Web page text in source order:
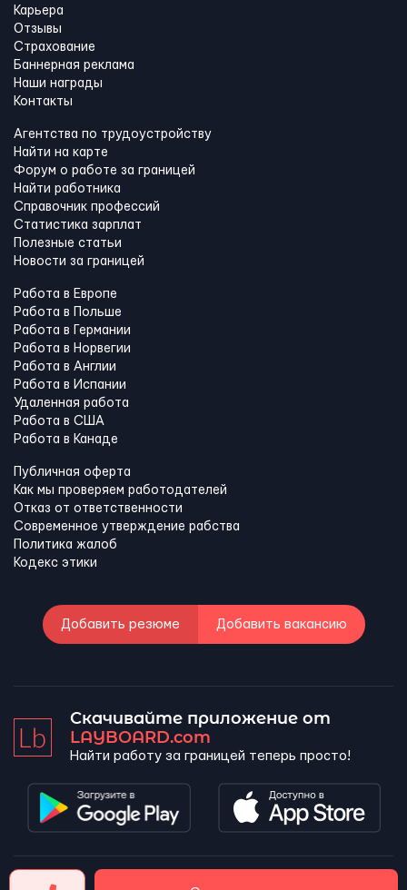
Карьера
Отзывы
Страхование
Баннерная реклама
Наши награды
Контакты
Агентства по трудоустройству
Найти на карте
Форум о работе за границей
Найти работника
Справочник профессий
Статистика зарплат
Полезные статьи
Новости за границей
Работа в Европе
Работа в Польше
Работа в Германии
Работа в Норвегии
Работа в Англии
Работа в Испании
Удаленная работа
Работа в США
Работа в Канадe
Публичная оферта
Как мы проверяем работодателей
Отказ от ответственности
Современное утверждение рабства
Политика жалоб
Кодекс этики
Добавить резюме Добавить вакансию
Скачивайте приложение от
LAYBOARD.com
Найти работу за границей теперь просто!
LAYBOARD, SL Copyright 2026 ©